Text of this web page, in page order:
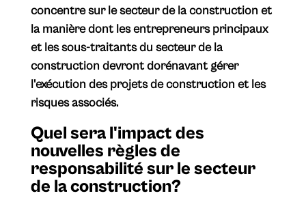
concentre sur le secteur de la construction et
la manière dont les entrepreneurs principaux
et les sous-traitants du secteur de la
construction devront dorénavant gérer
l'exécution des projets de construction et les
risques associés.
Quel sera l'impact des
nouvelles règles de
responsabilité sur le secteur
de la construction?